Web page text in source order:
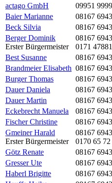
actago GmbH
09951
Baier Marianne
08167
Beck Silvia
08167
Berger Dominik
Erster Bürgermeister
08167
0171
Best Susanne
08167
Brandmeier Elisabeth 08167
Burger Thomas
08167
Dauer Daniela
08167
Dauer Martin
08167
Eckebrecht Manuela
08167
Fischer Christine
08167
Gmeiner Harald
Erster Bürgermeister
08167
0170 65
Götz Renate
08167
Gresser Ute
08167
Haberl Brigitte
08167